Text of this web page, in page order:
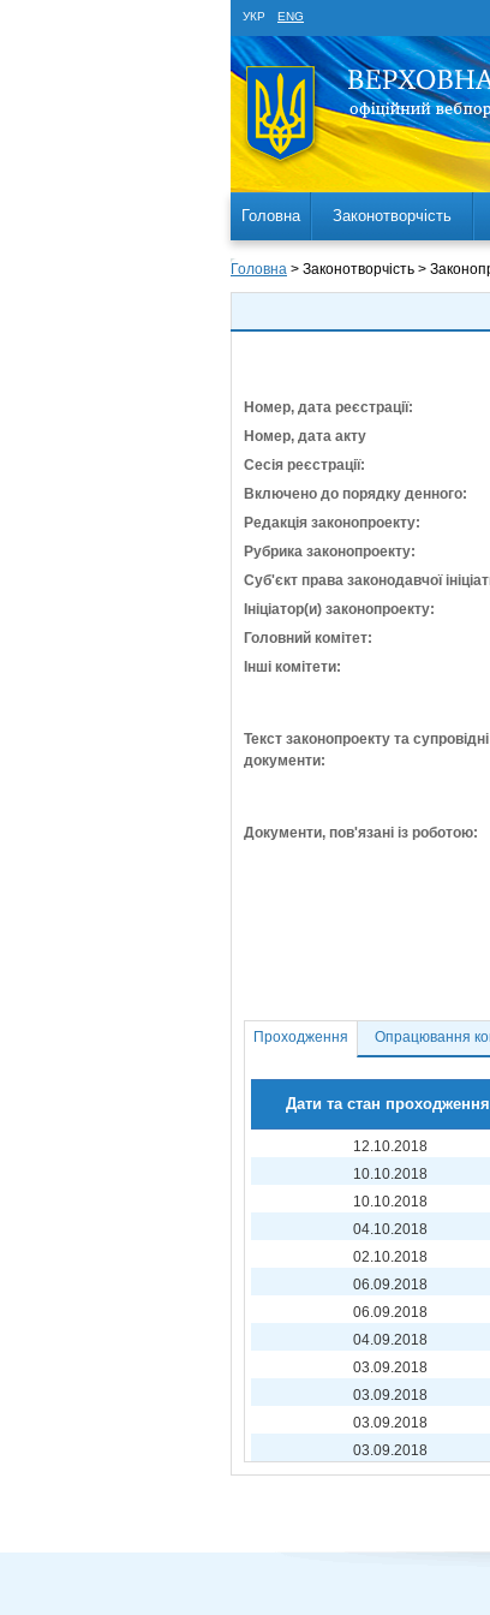
УКР ENG
Головна Законотворчість
Головна > Законотворчість >
Номер, дата реєстрації:
Номер, дата акту
Сесія реєстрації:
Включено до порядку денного:
Редакція законопроекту:
Рубрика законопроекту:
Суб'єкт права законодавчої
Ініціатор(и) законопроекту:
Головний комітет:
Інші комітети:
Текст законопроекту та супровідні
документи:
Документи, пов'язані із роботою:
Проходження Опрацювання
Дати та стан
12.10.2018
10.10.2018
10.10.2018
04.10.2018
02.10.2018
06.09.2018
06.09.2018
04.09.2018
03.09.2018
03.09.2018
03.09.2018
03.09.2018